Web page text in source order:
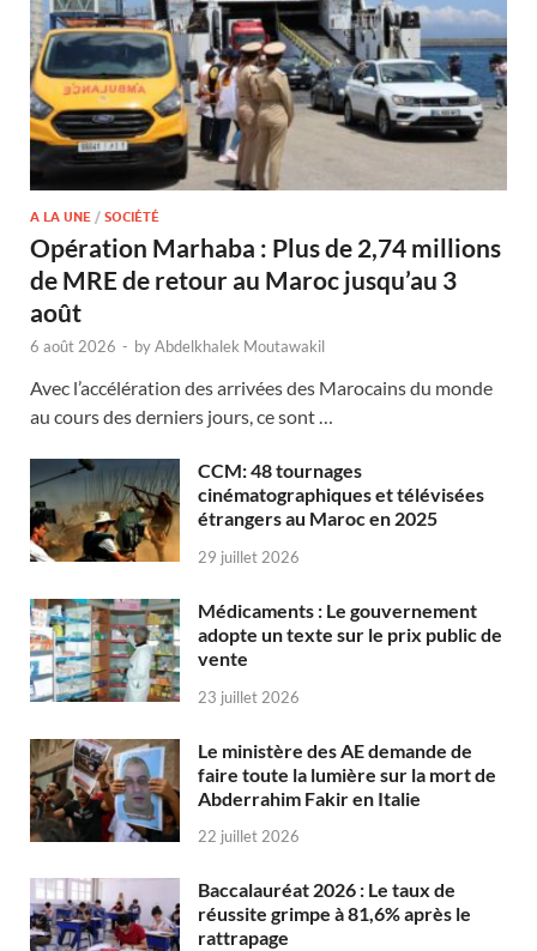
A LA UNE / SOCIÉTÉ
Opération Marhaba : Plus de 2,74 millions
de MRE de retour au Maroc jusqu’au 3
août
6 août 2026 - byAbdelkhalek Moutawakil
Avec l’accélération des arrivées des Marocains du monde
au cours des derniers jours, ce sont …
CCM: 48 tournages
cinématographiques et télévisées
étrangers au Maroc en 2025
29 juillet 2026
Médicaments : Le gouvernement
adopte un texte sur le prix public de
vente
23 juillet 2026
Le ministère des AE demande de
faire toute la lumière sur la mort de
Abderrahim Fakir en Italie
22 juillet 2026
Baccalauréat 2026 : Le taux de
réussite grimpe à 81,6% après le
rattrapage